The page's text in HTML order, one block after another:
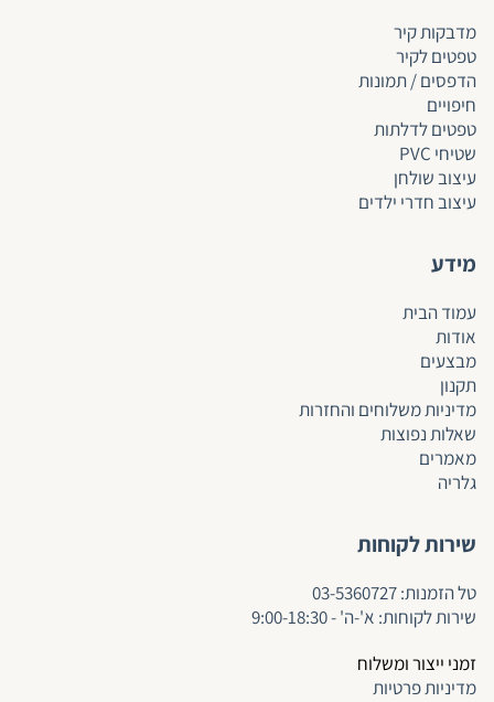
מדבקות קיר
טפטים לקיר
הדפסים / תמונות
חיפויים
טפטים לדלתות
שטיחי PVC
עיצוב שולחן
עיצוב חדרי ילדים
מידע
עמוד הבית
אודות
מבצעים
תקנון
מדיניות משלוחים והחזרות
שאלות נפוצות
מאמרים
גלריה
שירות לקוחות
טל הזמנות:03-5360727
שירות לקוחות: א'-ה' - 9:00-18:30
זמני ייצור ומשלוח
מדיניות פרטיות